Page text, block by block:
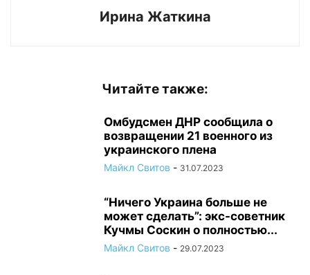
Ирина Жаткина
Читайте также:
Омбудсмен ДНР сообщила о
возвращении 21 военного из
украинского плена
Майкл Свитов - 31.07.2023
“Ничего Украина больше не
может сделать”: экс-советник
Кучмы Соскин о полностью...
Майкл Свитов - 29.07.2023